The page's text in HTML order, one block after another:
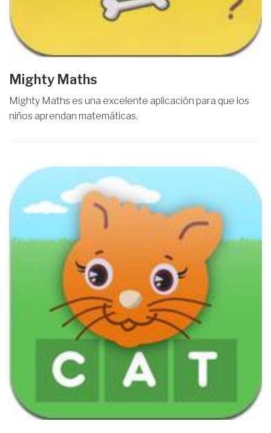
Mighty Maths
Mighty Maths es una excelente aplicación para que los
niños aprendan matemáticas.